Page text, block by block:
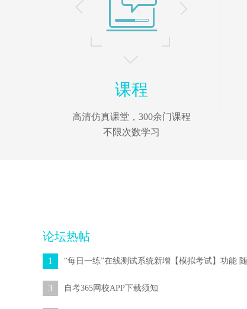
课程
高清仿真课堂，300余门课程
不限次数学习
论坛热帖
1
3 自考365网校APP下载须知